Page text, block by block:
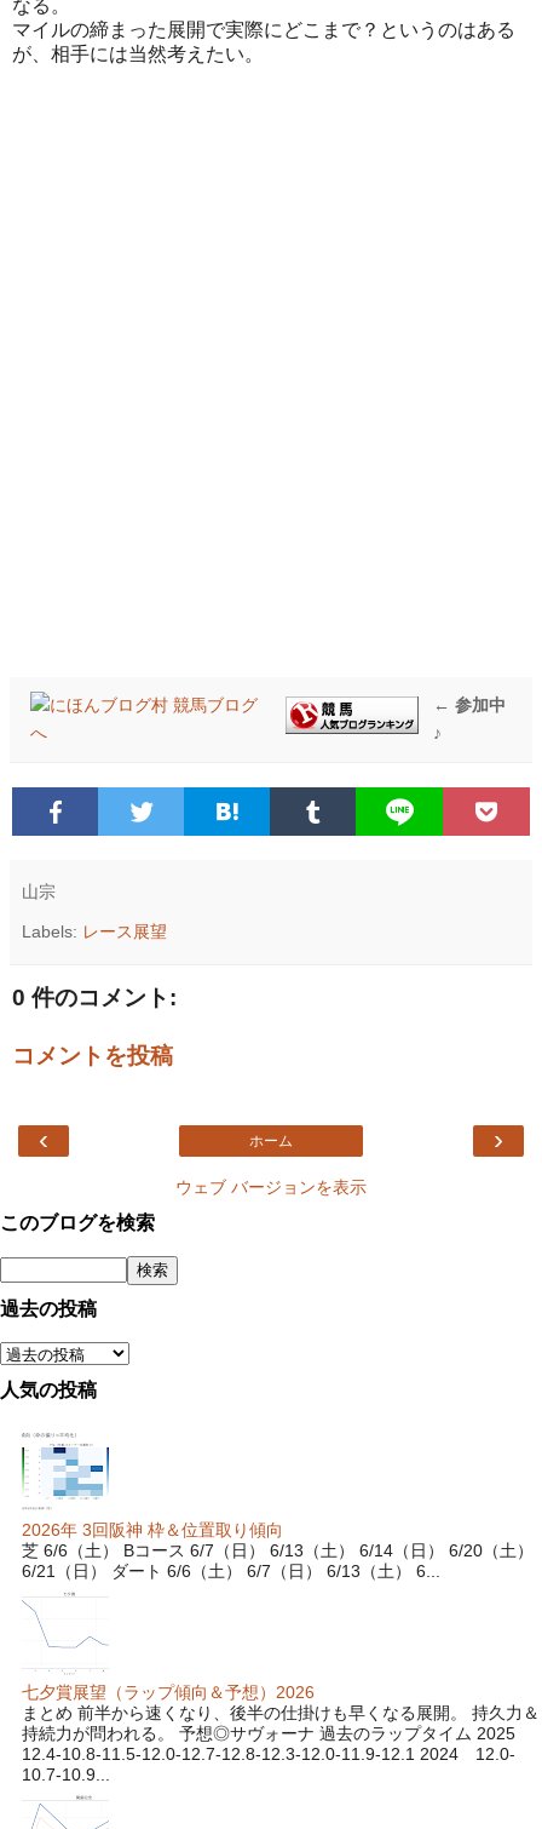
なる。
マイルの締まった展開で実際にどこまで？というのはある
が、相手には当然考えたい。
← 参加中
♪
山宗
Labels: レース展望
0 件のコメント:
コメントを投稿
‹ ›
ホーム
ウェブ バージョンを表示
このブログを検索
過去の投稿
人気の投稿
2026年 3回阪神 枠＆位置取り傾向
芝 6/6（土） Bコース 6/7（日） 6/13（土） 6/14（日） 6/20（土）
6/21（日） ダート 6/6（土） 6/7（日） 6/13（土） 6...
七夕賞展望（ラップ傾向＆予想）2026
まとめ 前半から速くなり、後半の仕掛けも早くなる展開。 持久力＆
持続力が問われる。 予想◎サヴォーナ 過去のラップタイム 2025
12.4-10.8-11.5-12.0-12.7-12.8-12.3-12.0-11.9-12.1 2024 12.0-
10.7-10.9...